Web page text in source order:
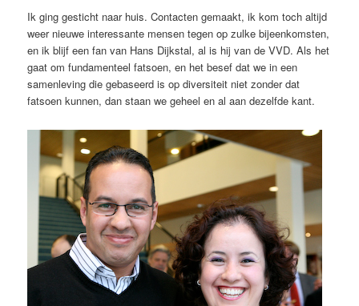
Ik ging gesticht naar huis. Contacten gemaakt, ik kom toch altijd
weer nieuwe interessante mensen tegen op zulke bijeenkomsten,
en ik blijf een fan van Hans Dijkstal, al is hij van de VVD. Als het
gaat om fundamenteel fatsoen, en het besef dat we in een
samenleving die gebaseerd is op diversiteit niet zonder dat
fatsoen kunnen, dan staan we geheel en al aan dezelfde kant.